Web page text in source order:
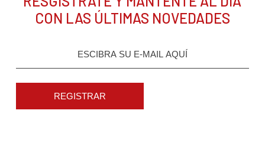
CON LAS ÚLTIMAS NOVEDADES
REGISTRAR